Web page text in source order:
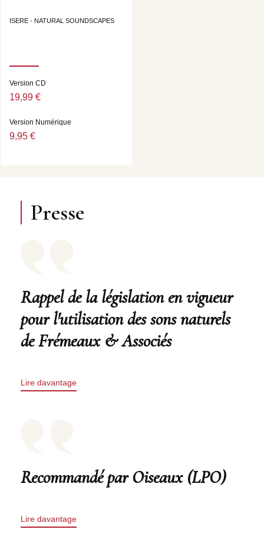
ISERE - NATURAL SOUNDSCAPES
Version CD
19,99 €
Version Numérique
9,95 €
Presse
Rappel de la législation en vigueur
pour l'utilisation des sons naturels
de Frémeaux & Associés
Lire davantage
Recommandé par Oiseaux (LPO)
Lire davantage